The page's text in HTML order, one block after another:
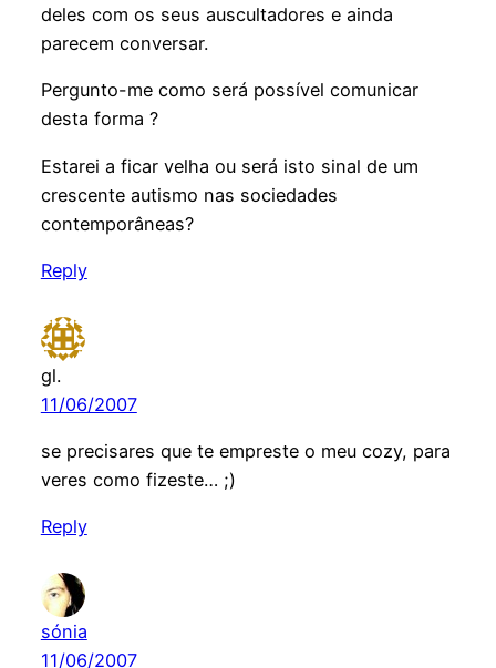
deles com os seus auscultadores e ainda
parecem conversar.
Pergunto-me como será possível comunicar
desta forma ?
Estarei a ficar velha ou será isto sinal de um
crescente autismo nas sociedades
contemporâneas?
Reply
gl.
11/06/2007
se precisares que te empreste o meu cozy, para
veres como fizeste… ;)
Reply
sónia
11/06/2007